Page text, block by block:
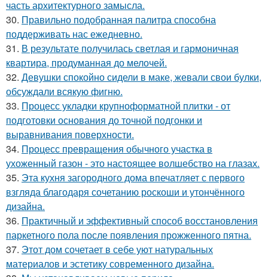
часть архитектурного замысла.
30. Правильно подобранная палитра способна
поддерживать нас ежедневно.
31. В результате получилась светлая и гармоничная
квартира, продуманная до мелочей.
32. Девушки спокойно сидели в маке, жевали свои булки,
обсуждали всякую фигню.
33. Процесс укладки крупноформатной плитки - от
подготовки основания до точной подгонки и
выравнивания поверхности.
34. Процесс превращения обычного участка в
ухоженный газон - это настоящее волшебство на глазах.
35. Эта кухня загородного дома впечатляет с первого
взгляда благодаря сочетанию роскоши и утончённого
дизайна.
36. Практичный и эффективный способ восстановления
паркетного пола после появления прожженного пятна.
37. Этот дом сочетает в себе уют натуральных
материалов и эстетику современного дизайна.